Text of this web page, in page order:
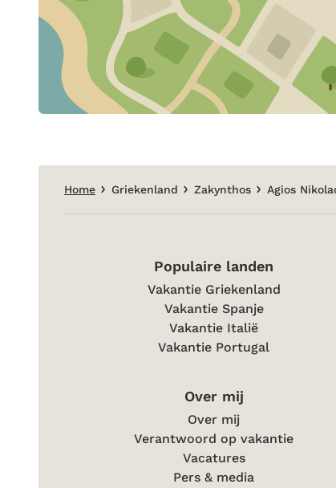
Home Griekenland Zakynthos Agios
Populaire landen
Vakantie Griekenland
Vakantie Spanje
Vakantie Italië
Vakantie Portugal
Over mij
Over mij
Verantwoord op vakantie
Vacatures
Pers & media